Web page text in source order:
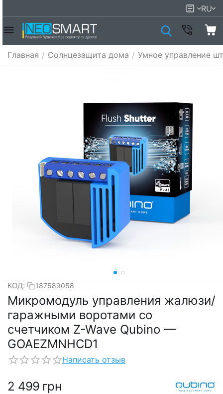
RU
Главная / Солнцезащита дома / Умное управление
КОД: 187589058
Микромодуль управления жалюзи/
гаражными воротами со
счетчиком Z-Wave Qubino —
GOAEZMNHCD1
Написать отзыв
2 499 грн